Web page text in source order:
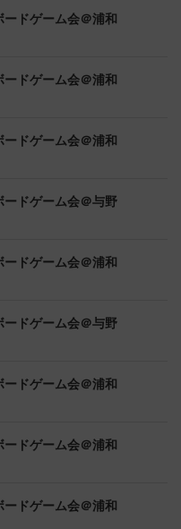
ドゲーム会＠浦和
ドゲーム会＠浦和
ドゲーム会＠浦和
ドゲーム会＠与野
ドゲーム会＠浦和
ドゲーム会＠与野
ドゲーム会＠浦和
ドゲーム会＠浦和
ドゲーム会＠浦和